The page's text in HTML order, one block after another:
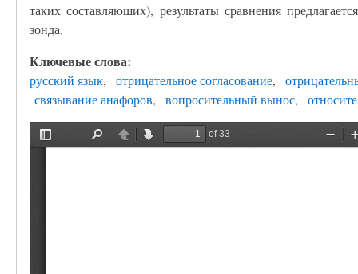
таких составляюших), результаты сравнения
зонда.
Ключевые слова:
русский язык отрицательное согласование
связывание анафоров
вопросительный вынос